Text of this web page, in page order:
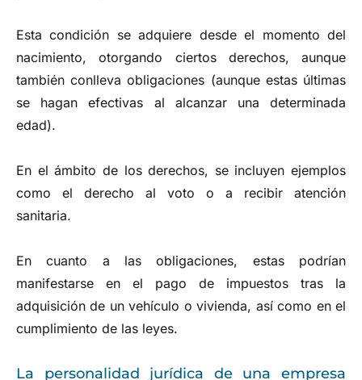
Esta condición se adquiere desde el momento del
nacimiento, otorgando ciertos derechos, aunque
también conlleva obligaciones (aunque estas últimas
se hagan efectivas al alcanzar una determinada
edad).
En el ámbito de los derechos, se incluyen ejemplos
como el derecho al voto o a recibir atención
sanitaria.
En cuanto a las obligaciones, estas podrían
manifestarse en el pago de impuestos tras la
adquisición de un vehículo o vivienda, así como en el
cumplimiento de las leyes.
La personalidad jurídica de una empresa